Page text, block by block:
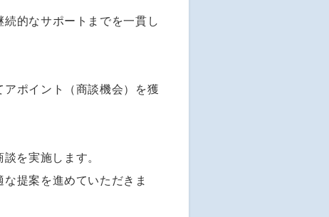
的なサポートまでを一貫し
ポイント（商談機会）を獲
を実施します。
提案を進めていただきま